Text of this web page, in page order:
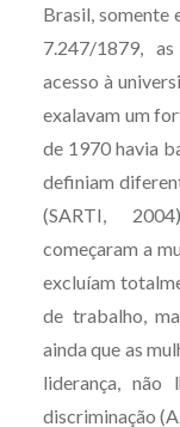
Brasil, somente
7.247/1879,
acesso à
exalavam um
de 1970 havia
definiam
(SARTI,
começaram a
excluíam
de trabalho,
ainda que as
liderança,
discriminação